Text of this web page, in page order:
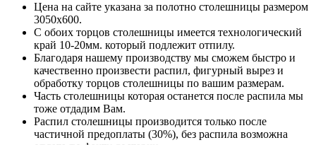
Цена на сайте указана за полотно столешницы размером
3050х600.
С обоих торцов столешницы имеется технологический
край 10-20мм. который подлежит отпилу.
Благодаря нашему производству мы сможем быстро и
качественно произвести распил, фигурный вырез и
обработку торцов столешницы по вашим размерам.
Часть столешницы которая останется после распила мы
тоже отдадим Вам.
Распил столешницы производится только после
частичной предоплаты (30%), без распила возможна